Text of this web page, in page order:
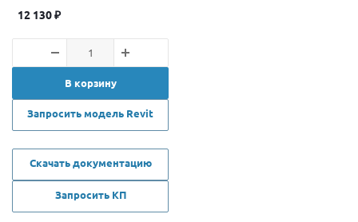
12 130₽
В корзину
Запросить модель Revit
Скачать документацию
Запросить КП